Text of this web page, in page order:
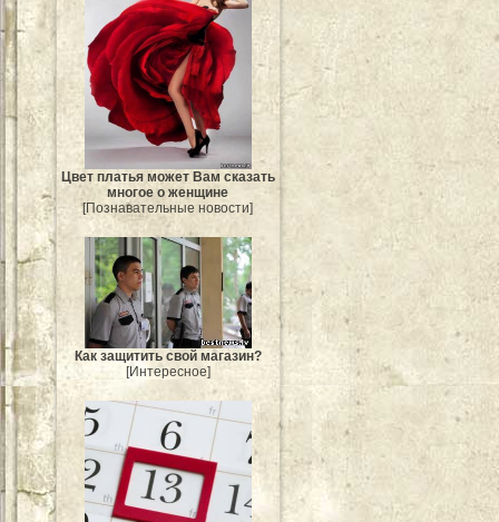
Цвет платья может Вам сказать
многое о женщине
[Познавательные новости]
Как защитить свой магазин?
[Интересное]